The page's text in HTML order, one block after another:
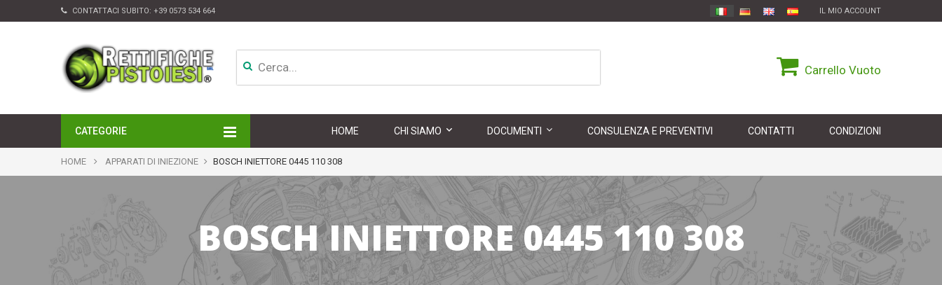
CONTATTACI SUBITO: +39 0573 534 664 IL MIO ACCOUNT
Carrello Vuoto
CATEGORIE
APPARATI DI INIEZIONE
TURBINE
ALTRI ACCESSORI
HOME CHI SIAMO DOCUMENTI CONSULENZA E PREVENTIVI CONTATTI CONDIZIONI
HOME APPARATI DI INIEZIONE BOSCH INIETTORE 0445 110 308
BOSCH INIETTORE 0445 110 308